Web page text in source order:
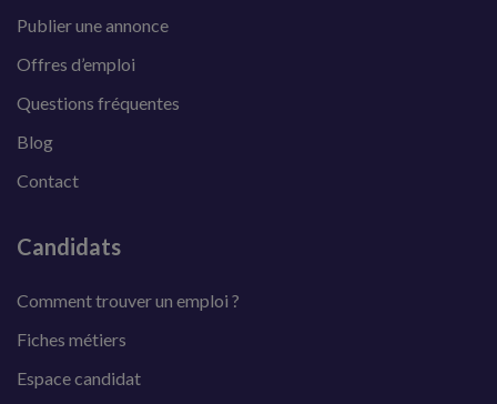
Publier une annonce
Offres d’emploi
Questions fréquentes
Blog
Contact
Candidats
Comment trouver un emploi ?
Fiches métiers
Espace candidat